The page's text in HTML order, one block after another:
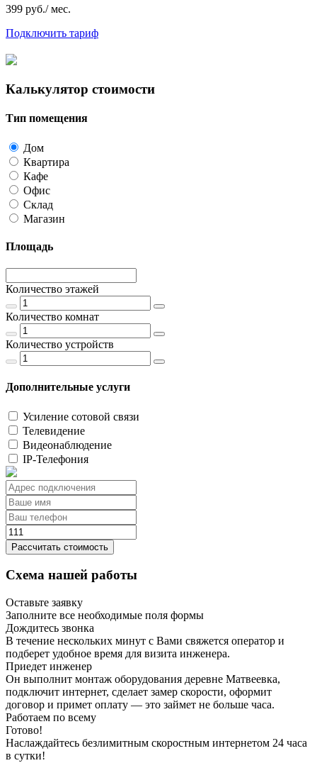
399 руб./ мес.
Подключить тариф
Калькулятор стоимости
Тип помещения
Дом
Квартира
Кафе
Офис
Склад
Магазин
Площадь
Количество этажей
Количество комнат
Количество устройств
Дополнительные услуги
Усиление сотовой связи
Телевидение
Видеонаблюдение
IP-Телефония
Рассчитать стоимость
Схема нашей работы
Оставьте заявку
Заполните все необходимые поля формы
Дождитесь звонка
В течение нескольких минут с Вами свяжется оператор и
подберет удобное время для визита инженера.
Приедет инженер
Он выполнит монтаж оборудования деревне Матвеевка,
подключит интернет, сделает замер скорости, оформит
договор и примет оплату — это займет не больше часа.
Работаем по всему
Готово!
Наслаждайтесь безлимитным скоростным интернетом 24 часа
в сутки!